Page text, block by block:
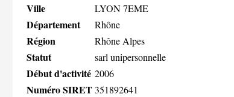
Ville LYON 7EME
Département Rhône
Région Rhône Alpes
Statut sarl unipersonnelle
Début d'activité 2006
Numéro SIRET351892641